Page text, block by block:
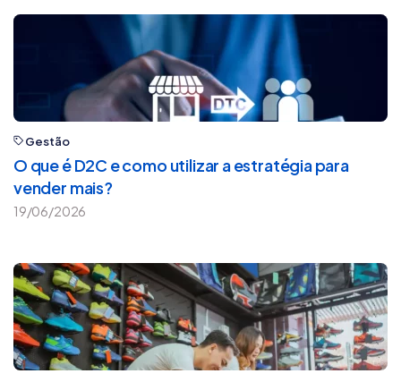
Gestão
O que é D2C e como utilizar a estratégia para
vender mais?
19/06/2026